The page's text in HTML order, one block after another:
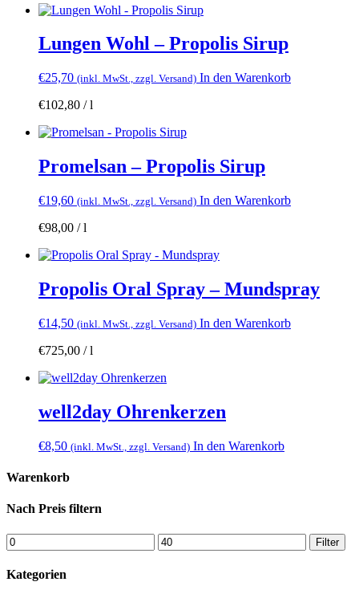
Lungen Wohl – Propolis Sirup
€25,70 (inkl. MwSt., zzgl. Versand) In den Warenkorb
€102,80 /l
Promelsan – Propolis Sirup
€19,60 (inkl. MwSt., zzgl. Versand) In den Warenkorb
€98,00 /l
Propolis Oral Spray – Mundspray
€14,50 (inkl. MwSt., zzgl. Versand) In den Warenkorb
€725,00 /l
well2day Ohrenkerzen
€8,50 (inkl. MwSt., zzgl. Versand) In den Warenkorb
Warenkorb
Nach Preis filtern
Filter
Kategorien